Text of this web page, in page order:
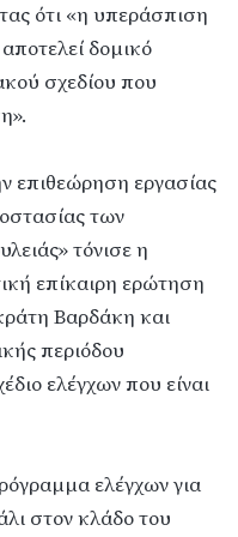
ότι «η υπεράσπιση
δομικό
σχεδίου που
επιθεώρηση εργασίας
των
τόνισε η
επίκαιρη ερώτηση
Βαρδάκη και
περιόδου
ελέγχων που είναι
ελέγχων για
στον κλάδο του